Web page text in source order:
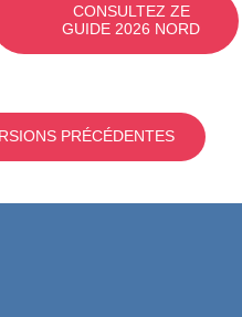
CONSULTEZ ZE
GUIDE 2026 NORD
PRÉCÉDENTES